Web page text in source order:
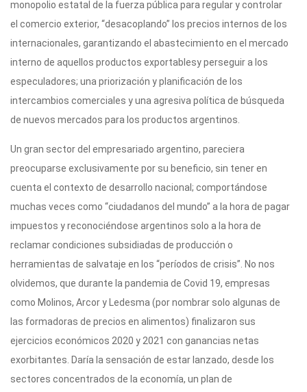
monopolio estatal de la fuerza pública para regular y controlar
el comercio exterior, “desacoplando” los precios internos de los
internacionales, garantizando el abastecimiento en el mercado
interno de aquellos productos exportablesy perseguir a los
especuladores; una priorización y planificación de los
intercambios comerciales y una agresiva política de búsqueda
de nuevos mercados para los productos argentinos.
Un gran sector del empresariado argentino, pareciera
preocuparse exclusivamente por su beneficio, sin tener en
cuenta el contexto de desarrollo nacional; comportándose
muchas veces como “ciudadanos del mundo” a la hora de pagar
impuestos y reconociéndose argentinos solo a la hora de
reclamar condiciones subsidiadas de producción o
herramientas de salvataje en los “períodos de crisis”. No nos
olvidemos, que durante la pandemia de Covid 19, empresas
como Molinos, Arcor y Ledesma (por nombrar solo algunas de
las formadoras de precios en alimentos) finalizaron sus
ejercicios económicos 2020 y 2021 con ganancias netas
exorbitantes. Daría la sensación de estar lanzado, desde los
sectores concentrados de la economía, un plan de